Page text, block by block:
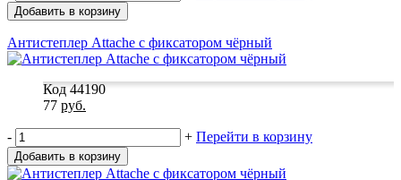
Добавить в корзину
Антистеплер Attache с фиксатором чёрный
Код 44190
77 руб.
- + Перейти в корзину
Добавить в корзину